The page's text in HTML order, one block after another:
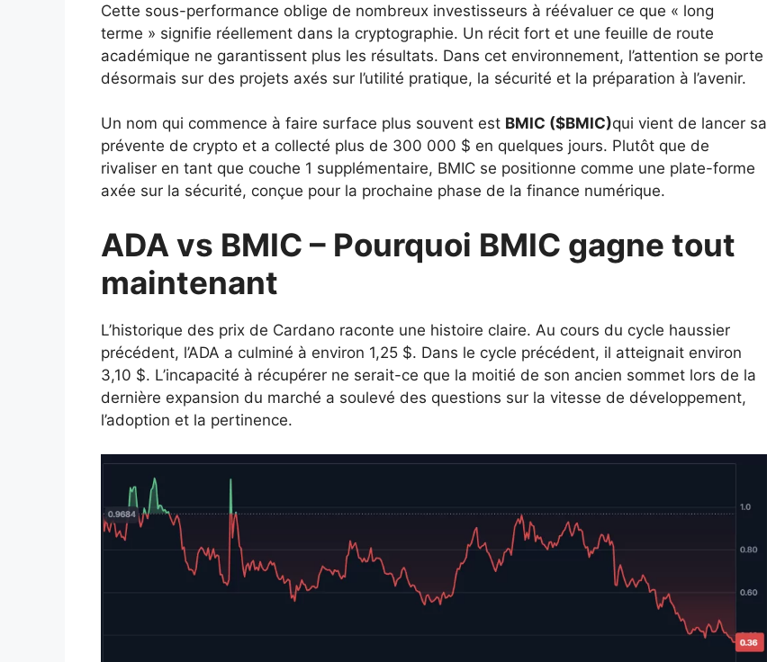
Cette sous-performance oblige de nombreux investisseurs à réévaluer ce que « long
terme » signifie réellement dans la cryptographie. Un récit fort et une feuille de route
académique ne garantissent plus les résultats. Dans cet environnement, l’attention se porte
désormais sur des projets axés sur l’utilité pratique, la sécurité et la préparation à l’avenir.
Un nom qui commence à faire surface plus souvent est BMIC ($BMIC)qui vient de lancer sa
prévente de crypto et a collecté plus de 300 000 $ en quelques jours. Plutôt que de
rivaliser en tant que couche 1 supplémentaire, BMIC se positionne comme une plate-forme
axée sur la sécurité, conçue pour la prochaine phase de la finance numérique.
ADA vs BMIC – Pourquoi BMIC gagne tout
maintenant
L’historique des prix de Cardano raconte une histoire claire. Au cours du cycle haussier
précédent, l’ADA a culminé à environ 1,25 $. Dans le cycle précédent, il atteignait environ
3,10 $. L’incapacité à récupérer ne serait-ce que la moitié de son ancien sommet lors de la
dernière expansion du marché a soulevé des questions sur la vitesse de développement,
l’adoption et la pertinence.